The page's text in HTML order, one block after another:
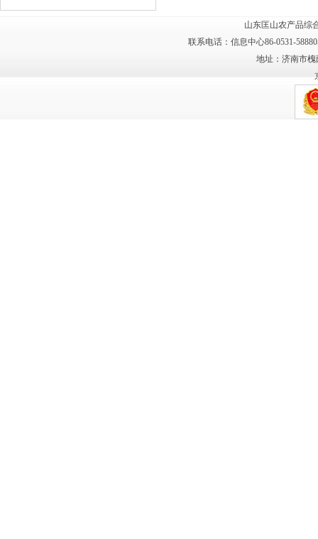
山东匡山农产品
联系电话：信息中心86-0531-
地址：济南市